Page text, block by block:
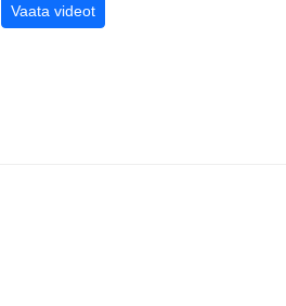
Vaata videotPiloodid Rally Estonia 2026